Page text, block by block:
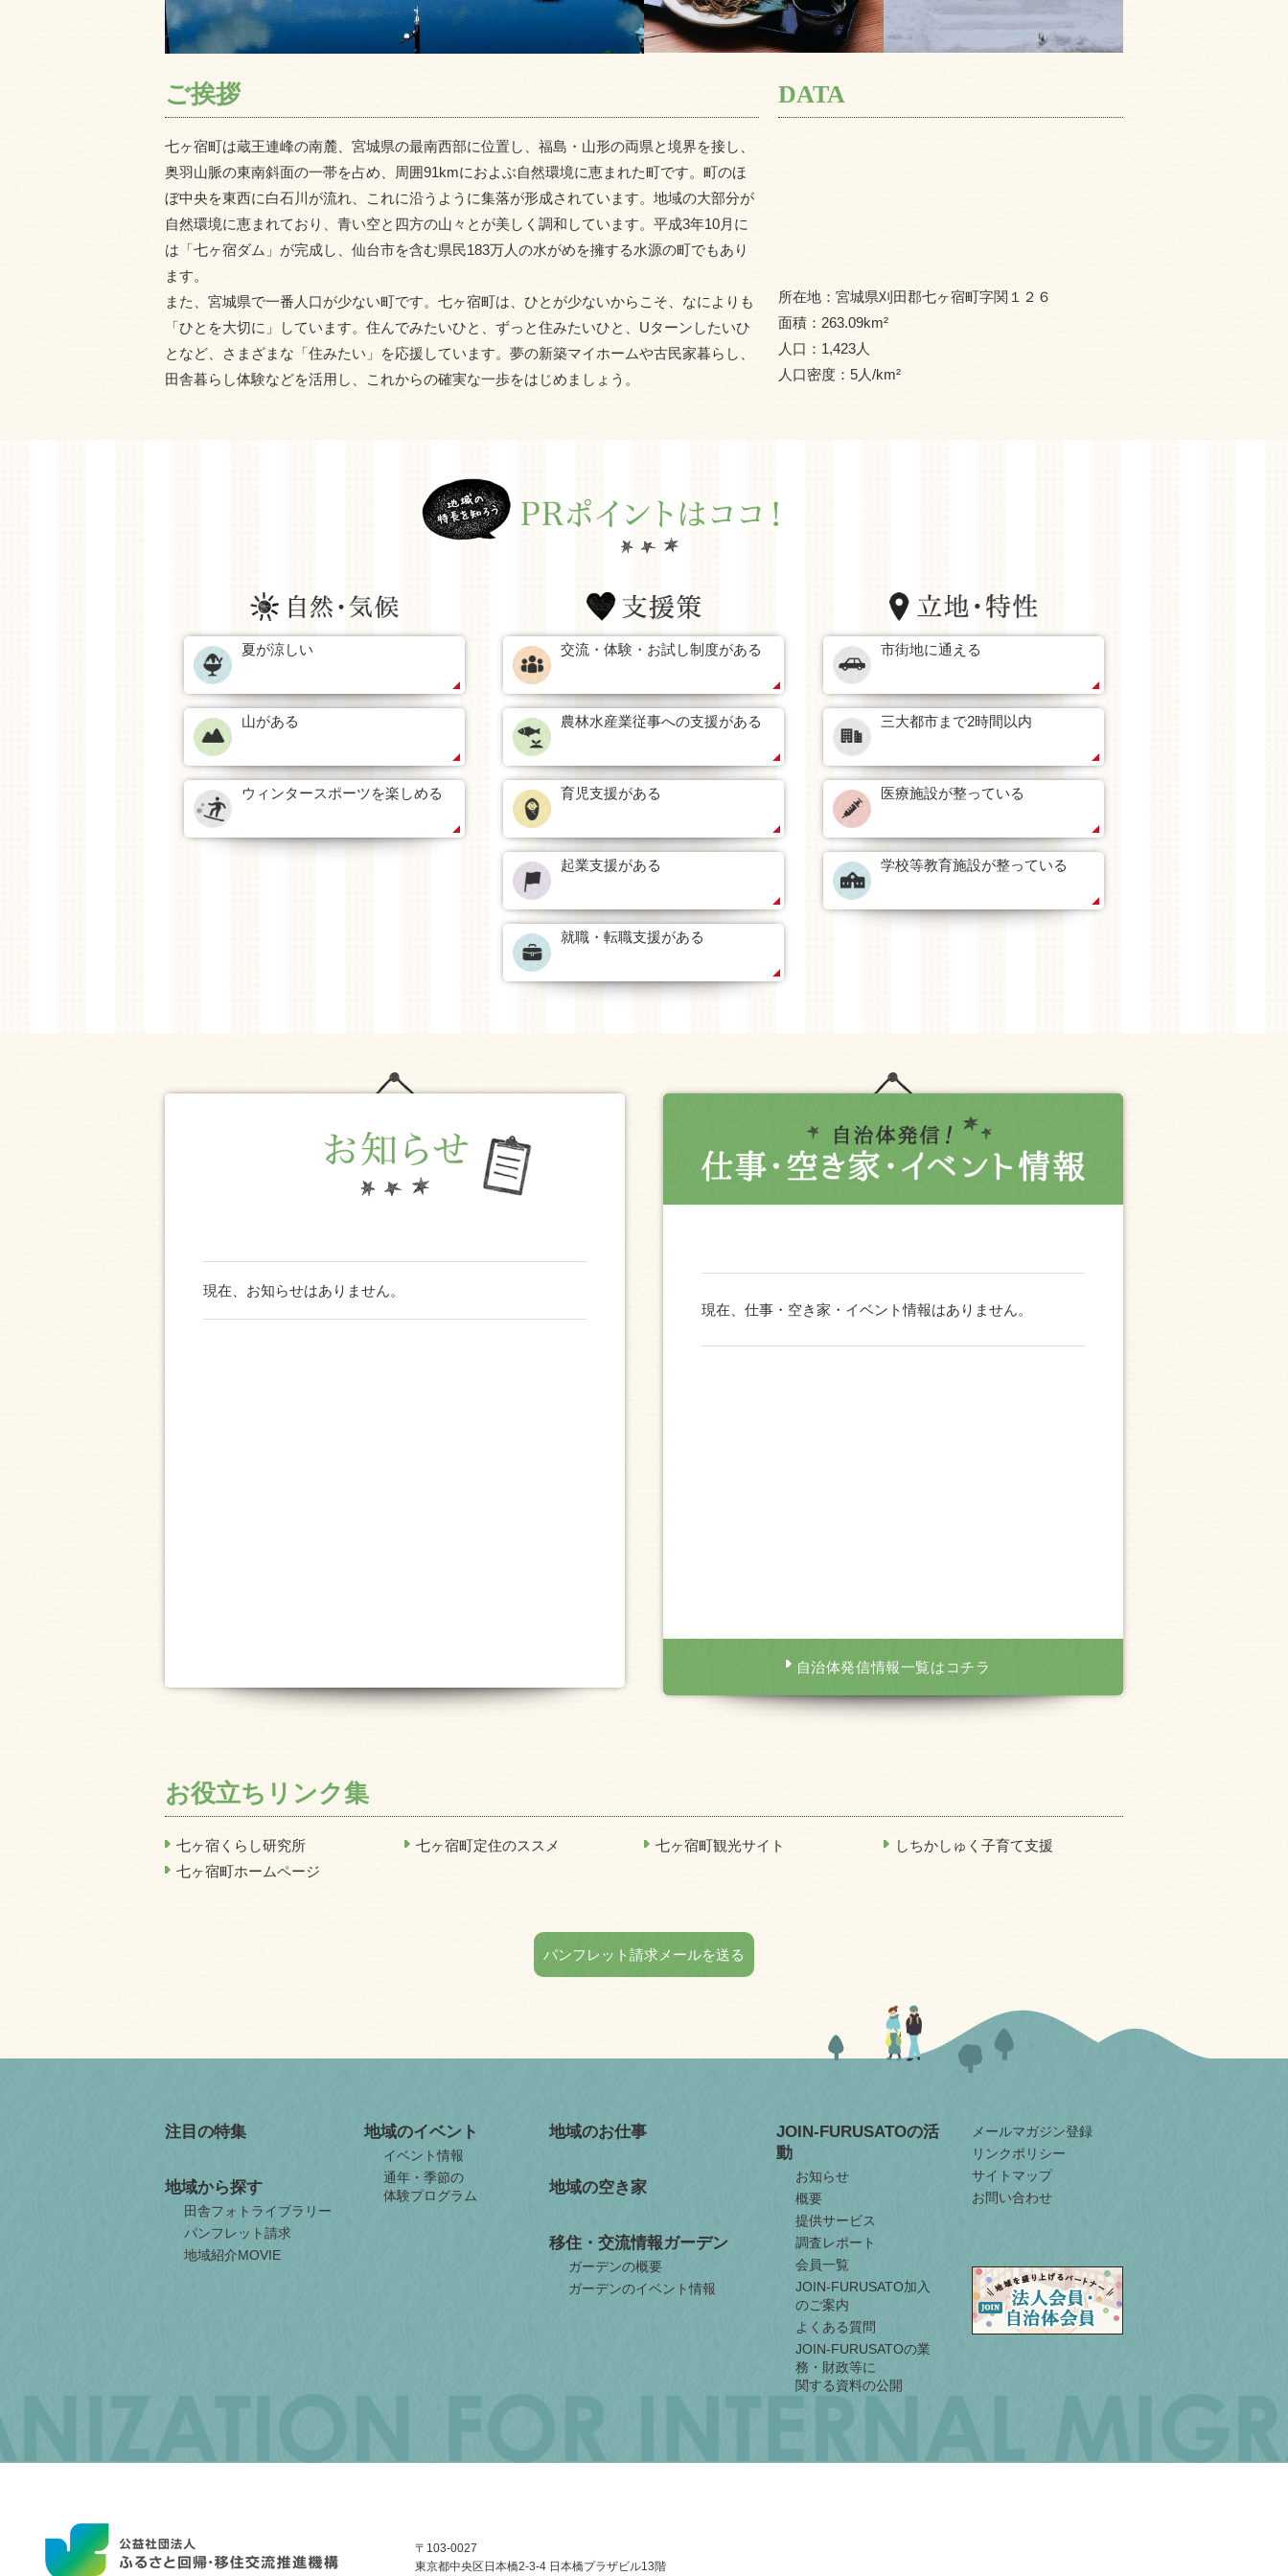
ご挨拶
七ヶ宿町は蔵王連峰の南麓、宮城県の最南西部に位置し、福島・山形の両県と境界を接し、
奥羽山脈の東南斜面の一帯を占め、周囲91kmにおよぶ自然環境に恵まれた町です。町のほ
ぼ中央を東西に白石川が流れ、これに沿うように集落が形成されています。地域の大部分が
自然環境に恵まれており、青い空と四方の山々とが美しく調和しています。平成3年10月に
は「七ヶ宿ダム」が完成し、仙台市を含む県民183万人の水がめを擁する水源の町でもあり
ます。
また、宮城県で一番人口が少ない町です。七ヶ宿町は、ひとが少ないからこそ、なによりも
「ひとを大切に」しています。住んでみたいひと、ずっと住みたいひと、Uターンしたいひ
となど、さまざまな「住みたい」を応援しています。夢の新築マイホームや古民家暮らし、
田舎暮らし体験などを活用し、これからの確実な一歩をはじめましょう。
DATA
所在地： 宮城県刈田郡七ヶ宿町字関１２６
面積： 263.09km²
人口： 1,423人
人口密度： 5人/km²
夏が涼しい
山がある
ウィンタースポーツを楽しめる
交流・体験・お試し制度がある
農林水産業従事への支援がある
育児支援がある
起業支援がある
就職・転職支援がある
市街地に通える
三大都市まで2時間以内
医療施設が整っている
学校等教育施設が整っている
現在、お知らせはありません。
現在、仕事・空き家・イベント情報はありません。
自治体発信情報一覧はコチラ
お役立ちリンク集
七ヶ宿くらし研究所 七ヶ宿町定住のススメ 七ヶ宿町観光サイト
しちかしゅく子育て支援
七ヶ宿町ホームページ
パンフレット請求メールを送る
注目の特集
地域から探す
田舎フォトライブラリー
パンフレット請求
地域紹介MOVIE
地域のイベント
イベント情報
通年・季節の
体験プログラム
地域のお仕事
地域の空き家
移住・交流情報ガーデン
ガーデンの概要
ガーデンのイベント情報
JOIN-FURUSATOの活
動
お知らせ
概要
提供サービス
調査レポート
会員一覧
JOIN-FURUSATO加入
のご案内
よくある質問
JOIN-FURUSATOの業
務・財政等に
関する資料の公開
メールマガジン登録
リンクポリシー
サイトマップ
お問い合わせ
JAPAN
ORGANIZATION
INTERNAL
〒103-0027
東京都中央区日本橋2-3-4 日本橋プラザビル13階